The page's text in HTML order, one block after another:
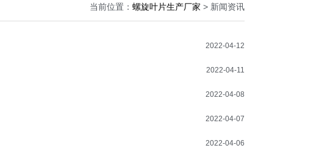
当前位置： 螺旋叶片生产厂家 > 新闻资讯
2022-04-12
2022-04-11
2022-04-08
2022-04-07
2022-04-06